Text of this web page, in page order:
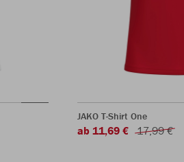
JAKO T-Shirt One
ab 11,69 € 17,99 €